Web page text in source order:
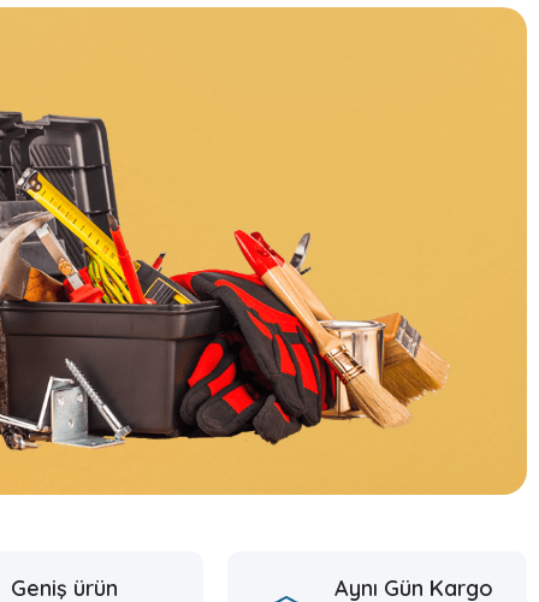
Geniş ürün
Aynı Gün Kargo